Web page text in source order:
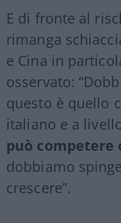
E di fronte al
rimanga
e Cina in
osservato:
questo è quello
italiano e a
può competere
dobbiamo
crescere”.